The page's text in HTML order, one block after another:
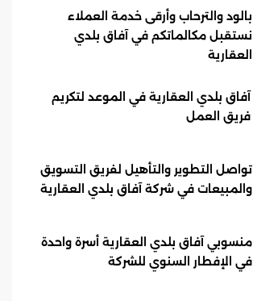
بالود والترحاب وأرقى خدمة العملاء
نستقبل مكالماتكم في آفاق بلدي
العقارية
آفاق بلدي العقارية في الموعد لتكريم
فريق العمل
تواصل التطوير والتأهيل لفريق التسويق
والمبيعات في شركة آفاق بلدي العقارية
منسوبي آفاق بلدي العقارية أسرة واحدة
في الإفطار السنوي للشركة